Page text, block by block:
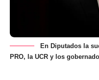
En Diputados la
PRO, la UCR y los